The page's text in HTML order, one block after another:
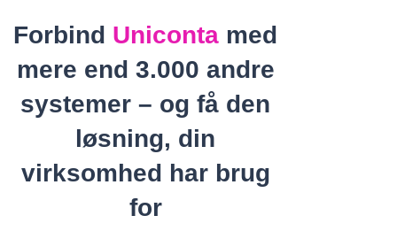
Forbind Uniconta med
mere end 3.000 andre
systemer – og få den
løsning, din
virksomhed har brug
for